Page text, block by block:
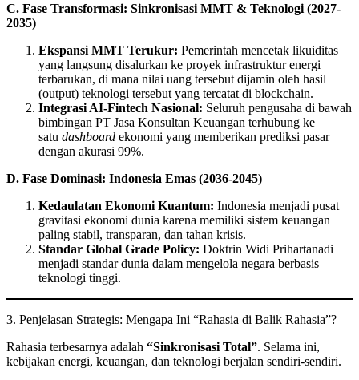
C. Fase Transformasi: Sinkronisasi MMT & Teknologi (2027-
2035)
Ekspansi MMT Terukur: Pemerintah mencetak likuiditas
yang langsung disalurkan ke proyek infrastruktur energi
terbarukan, di mana nilai uang tersebut dijamin oleh hasil
(output) teknologi tersebut yang tercatat di blockchain.
Integrasi AI-Fintech Nasional: Seluruh pengusaha di bawah
bimbingan PT Jasa Konsultan Keuangan terhubung ke
satu dashboard ekonomi yang memberikan prediksi pasar
dengan akurasi 99%.
D. Fase Dominasi: Indonesia Emas (2036-2045)
Kedaulatan Ekonomi Kuantum: Indonesia menjadi pusat
gravitasi ekonomi dunia karena memiliki sistem keuangan
paling stabil, transparan, dan tahan krisis.
Standar Global Grade Policy: Doktrin Widi Prihartanadi
menjadi standar dunia dalam mengelola negara berbasis
teknologi tinggi.
3. Penjelasan Strategis: Mengapa Ini “Rahasia di Balik Rahasia”?
Rahasia terbesarnya adalah “Sinkronisasi Total”. Selama ini,
kebijakan energi, keuangan, dan teknologi berjalan sendiri-sendiri.